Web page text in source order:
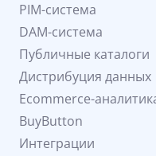
PIM-система
DAM-система
Публичные каталоги
Дистрибуция данных
Ecommerce-
BuyButton
Интеграции